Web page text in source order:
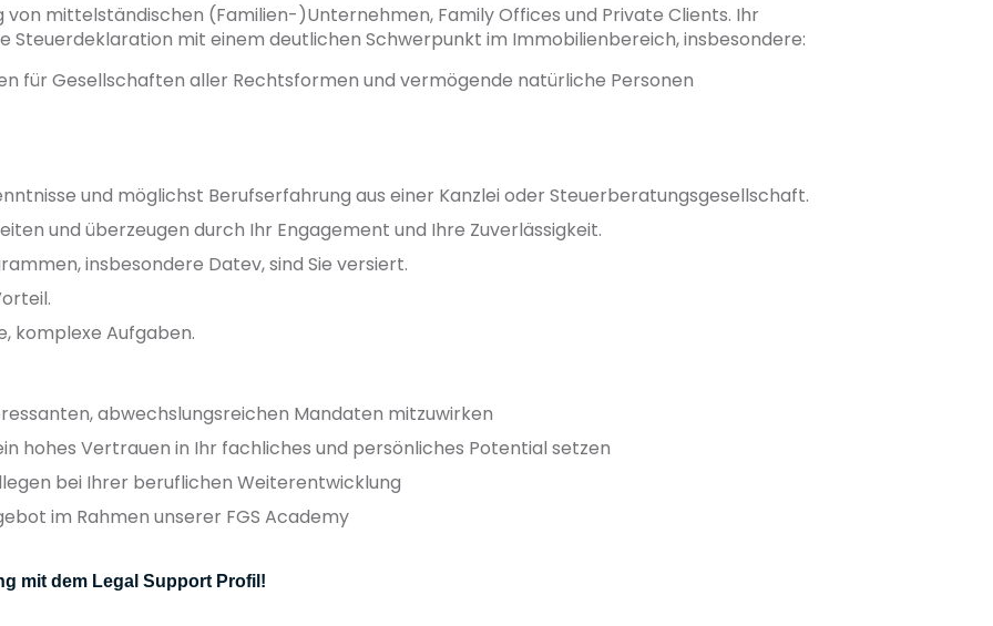
von mittelständischen (Familien-)Unternehmen, Family Offices und Private Clients. Ihr
Steuerdeklaration mit einem deutlichen Schwerpunkt im Immobilienbereich, insbesondere:
für Gesellschaften aller Rechtsformen und vermögende natürliche Personen
und möglichst Berufserfahrung aus einer Kanzlei oder Steuerberatungsgesellschaft.
und überzeugen durch Ihr Engagement und Ihre Zuverlässigkeit.
insbesondere Datev, sind Sie versiert.
komplexe Aufgaben.
abwechslungsreichen Mandaten mitzuwirken
hohes Vertrauen in Ihr fachliches und persönliches Potential setzen
bei Ihrer beruflichen Weiterentwicklung
im Rahmen unserer FGS Academy
mit dem Legal Support Profil!